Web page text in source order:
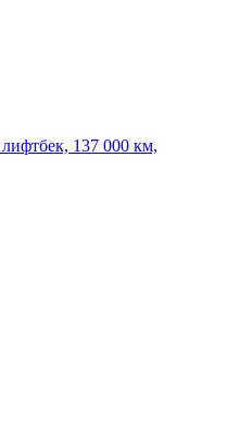
137 000 км,